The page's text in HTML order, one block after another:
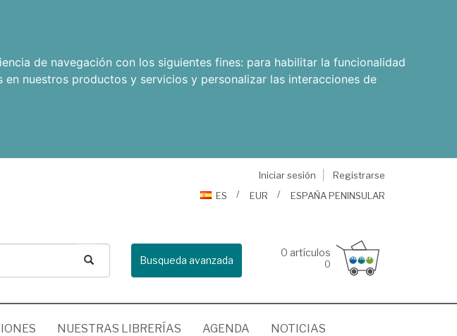
de navegación con los siguientes fines: para habilitar la funcionalidad
en nuestros productos y servicios y personalizar las interacciones de
Iniciar sesión
Registrarse
ES
EUR ESPAÑA PENINSULAR
Busqueda avanzada
0 artículos
0
NUESTRAS LIBRERÍAS AGENDA NOTICIAS